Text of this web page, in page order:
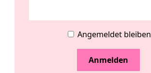
Angemeldet bleiben